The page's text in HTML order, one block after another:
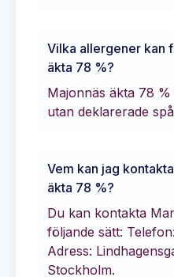
Vilka allergener kan
äkta 78 %?
Majonnäs äkta 78
utan deklarerade
Vem kan jag
äkta 78 %?
Du kan kontakta
följande sätt:
Adress:
Stockholm.